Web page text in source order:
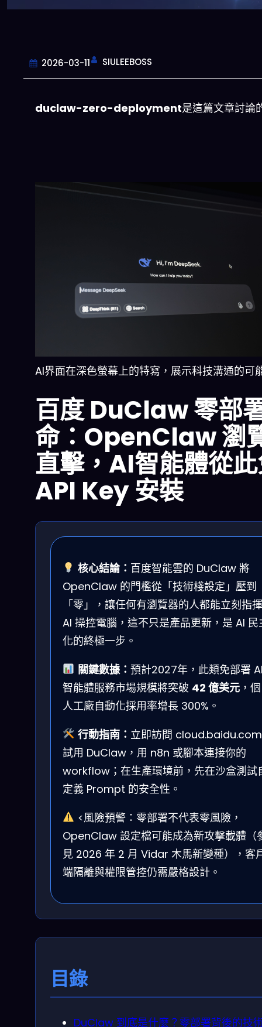
2026-03-11 SIULEEBOSS
duclaw-zero-deployment是這篇文章討論
AI界面在深色螢幕上的特寫，展示科技溝通的可
百度 DuClaw 零部
命：OpenClaw 瀏
直擊，AI智能體從
API Key 安裝
核心結論： 百度智能雲的 DuClaw 將
OpenClaw 的門檻從「技術棧設定」壓到
「零」，讓任何有瀏覽器的人都能立刻指揮
AI 操控電腦，這不只是產品更新，是 AI 民
化的終極一步。
關鍵數據： 預計2027年，此類免部署
智能體服務市場規模將突破 42 億美元 ，個
人工廠自動化採用率增長 300%。
行動指南： 立即訪問 cloud.baidu.com
試用 DuClaw，用 n8n 或腳本連接你的
workflow；在生產環境前，先在沙盒測試
定義 Prompt 的安全性。
<風險預警：零部署不代表零風險，
OpenClaw 設定檔可能成為新攻擊載體（
見 2026 年 2 月 Vidar 木馬新變種），客
端隔離與權限管控仍需嚴格設計。
目錄
DuClaw 到底是什麼？零部署背後的技